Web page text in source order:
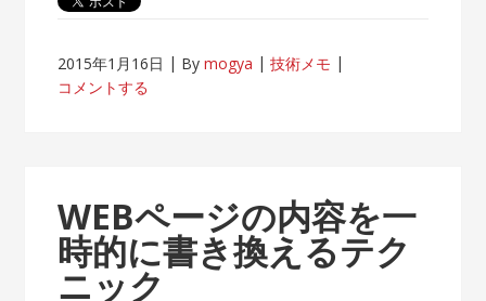
2015年1月16日 Bymogya
技術メモ
コメントする
WEBページの内容を一
時的に書き換えるテク
ニック